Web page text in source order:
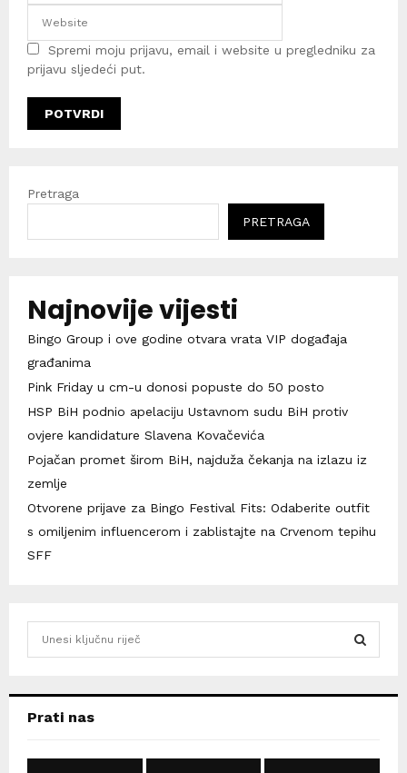
Spremi moju prijavu, email i website u pregledniku za
prijavu sljedeći put.
Pretraga
PRETRAGA
Najnovije vijesti
Bingo Group i ove godine otvara vrata VIP događaja
građanima
Pink Friday u cm-u donosi popuste do 50 posto
HSP BiH podnio apelaciju Ustavnom sudu BiH protiv
ovjere kandidature Slavena Kovačevića
Pojačan promet širom BiH, najduža čekanja na izlazu iz
zemlje
Otvorene prijave za Bingo Festival Fits: Odaberite outfit
s omiljenim influencerom i zablistajte na Crvenom tepihu
SFF
hPrati nas